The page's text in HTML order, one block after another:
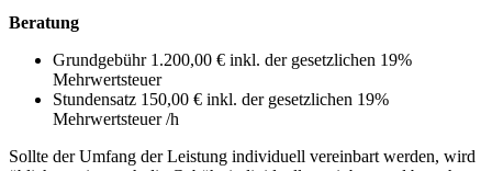
Beratung
Grundgebühr 1.200,00 € inkl. der gesetzlichen 19%
Mehrwertsteuer
Stundensatz 150,00 € inkl. der gesetzlichen 19%
Mehrwertsteuer /h
Sollte der Umfang der Leistung individuell vereinbart werden, wird